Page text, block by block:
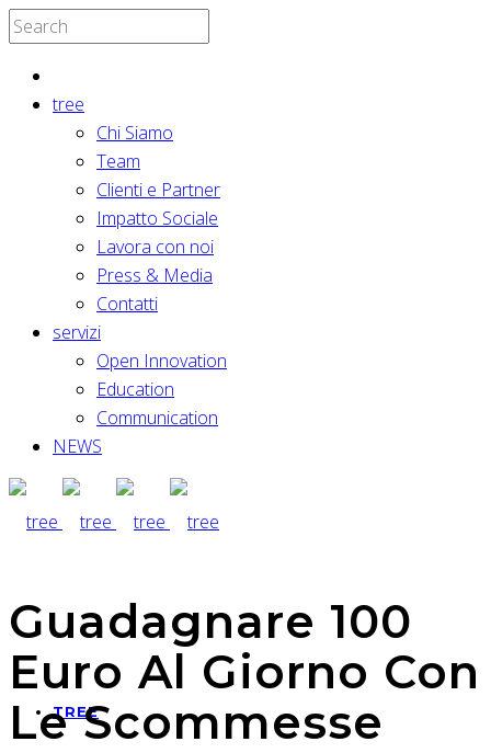
tree
Chi Siamo
Team
Clienti e Partner
Impatto Sociale
Lavora con noi
Press & Media
Contatti
servizi
Open Innovation
Education
Communication
NEWS
TREE
Guadagnare 100
Euro Al Giorno Con
Le Scommesse